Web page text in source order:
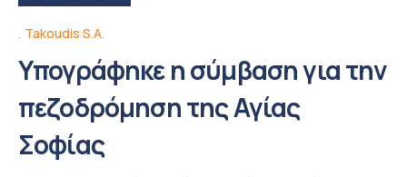
Takoudis S.A.
Yπογράφηκε η σύμβαση για την
πεζοδρόμηση της Αγίας
Σοφίας